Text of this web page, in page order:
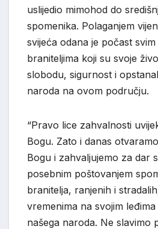
uslijedio mimohod do
spomenika. Polaganjem
svijeća odana je počast
braniteljima koji su svoje
slobodu, sigurnost i
naroda na ovom području.
“Pravo lice zahvalnosti
Bogu. Zato i danas
Bogu i zahvaljujemo za dar
posebnim poštovanjem
branitelja, ranjenih i
vremenima na svojim
našega naroda. Ne slavimo